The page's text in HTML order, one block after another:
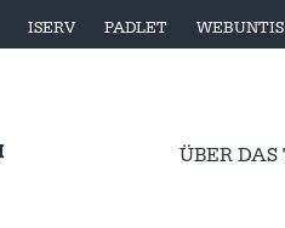
ISERV PADLET WEBUNTIS
ÜBER DAS